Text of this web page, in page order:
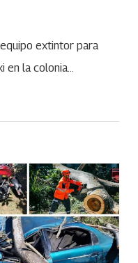
extintor para
en la colonia…